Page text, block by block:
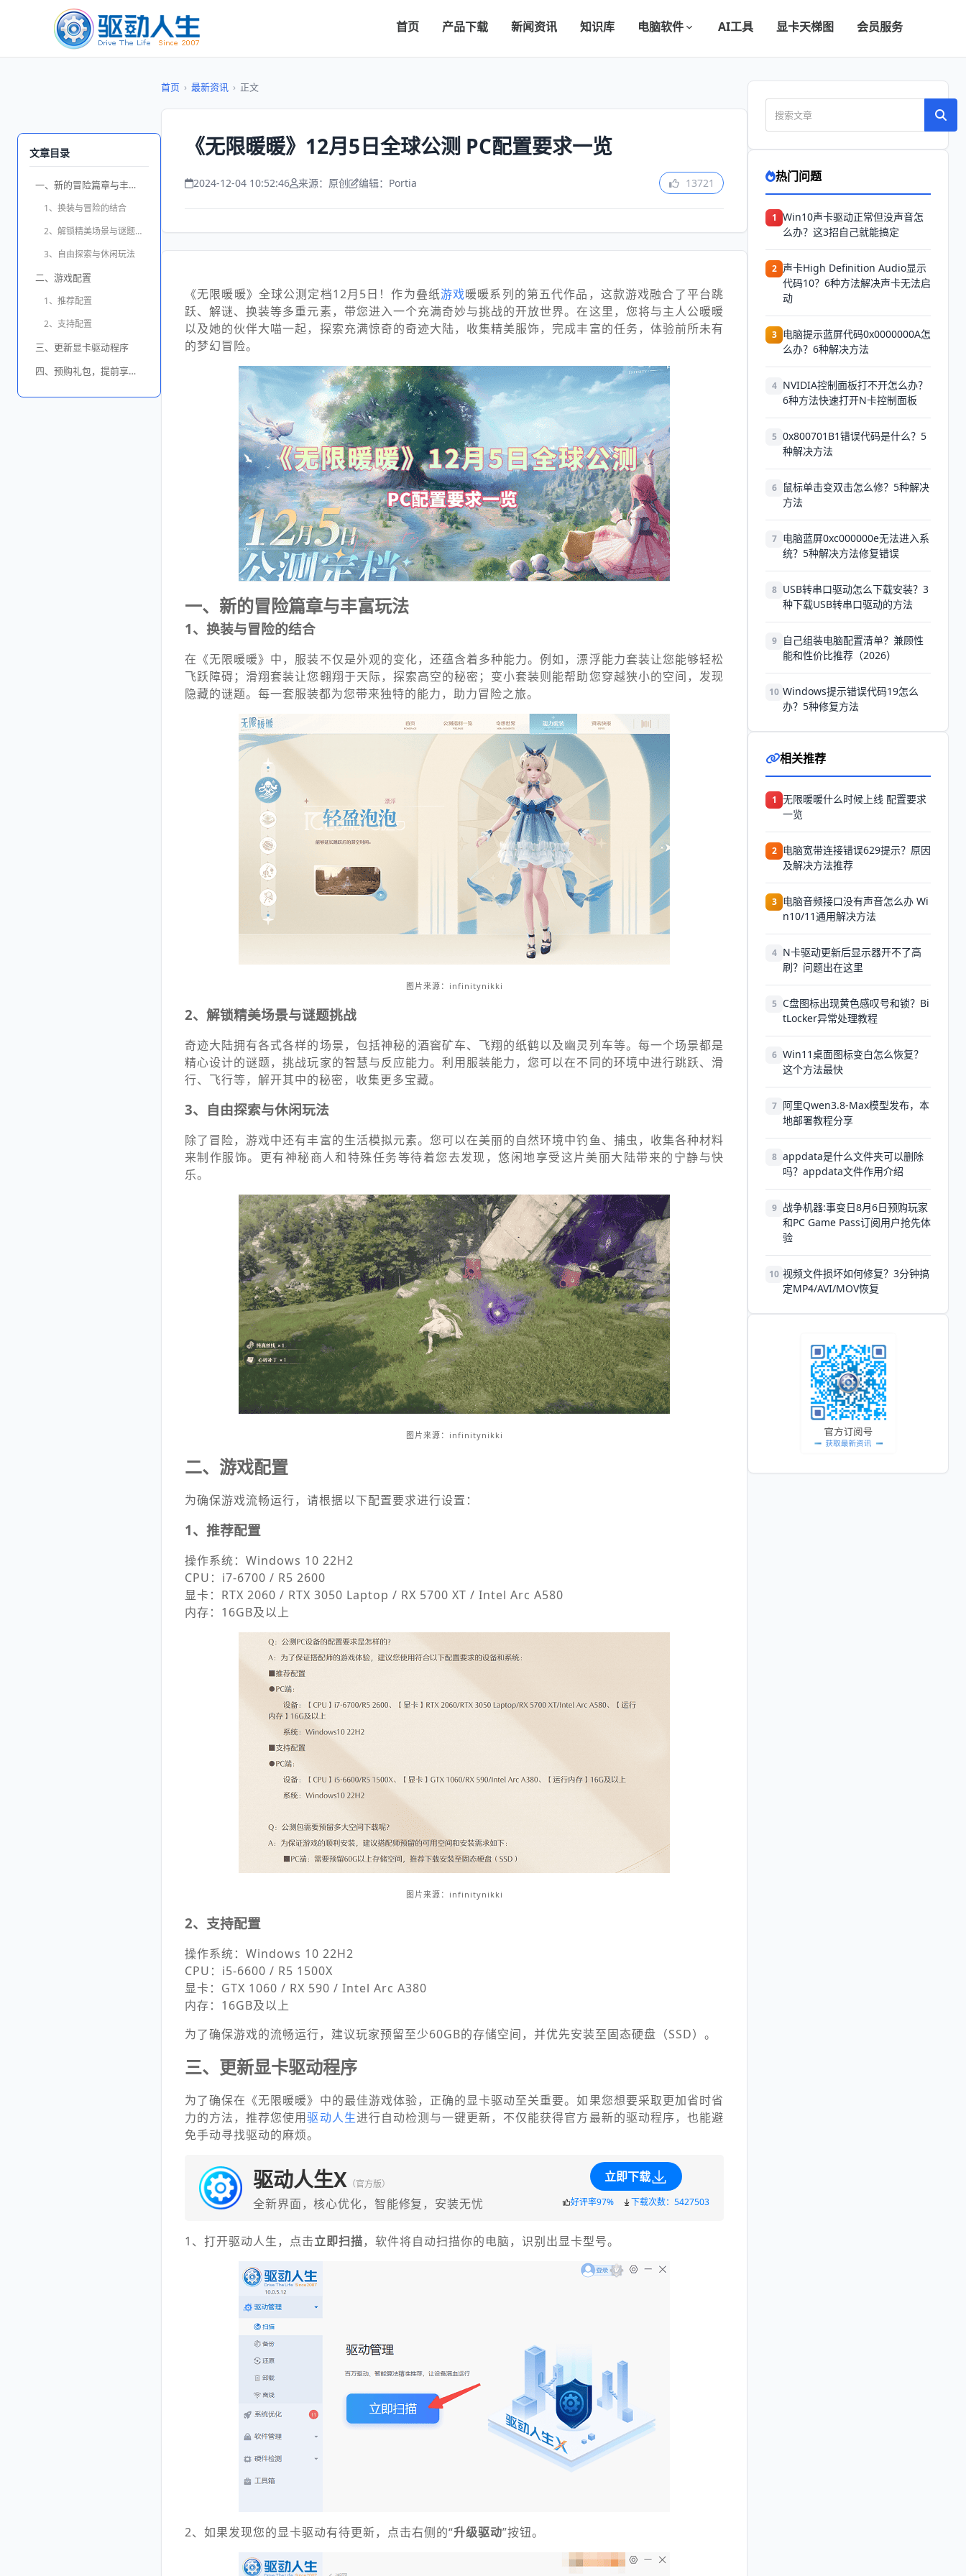
首页 产品下载 新闻资讯 知识库 电脑软件 AI工具 显卡天梯图 会员服务
文章目录
一、新的冒险篇章与丰富玩法
1、换装与冒险的结合
2、解锁精美场景与谜题挑战
3、自由探索与休闲玩法
二、游戏配置
1、推荐配置
2、支持配置
三、更新显卡驱动程序
四、预购礼包，提前享受特权
首页 › 最新资讯 › 正文
《无限暖暖》12月5日全球公测 PC配置要求一览
2024-12-04 10:52:46 来源：原创 编辑：Portia 13721
《无限暖暖》全球公测定档12月5日！作为叠纸游戏暖暖系列的第五代作品，这款游戏融合了平台跳
跃、解谜、换装等多重元素，带您进入一个充满奇妙与挑战的开放世界。在这里，您将与主人公暖暖
以及她的伙伴大喵一起，探索充满惊奇的奇迹大陆，收集精美服饰，完成丰富的任务，体验前所未有
的梦幻冒险。
一、新的冒险篇章与丰富玩法
1、换装与冒险的结合
在《无限暖暖》中，服装不仅是外观的变化，还蕴含着多种能力。例如，漂浮能力套装让您能够轻松
飞跃障碍；滑翔套装让您翱翔于天际，探索高空的秘密；变小套装则能帮助您穿越狭小的空间，发现
隐藏的谜题。每一套服装都为您带来独特的能力，助力冒险之旅。
图片来源：infinitynikki
2、解锁精美场景与谜题挑战
奇迹大陆拥有各式各样的场景，包括神秘的酒窖矿车、飞翔的纸鹤以及幽灵列车等。每一个场景都是
精心设计的谜题，挑战玩家的智慧与反应能力。利用服装能力，您可以在不同的环境中进行跳跃、滑
行、飞行等，解开其中的秘密，收集更多宝藏。
3、自由探索与休闲玩法
除了冒险，游戏中还有丰富的生活模拟元素。您可以在美丽的自然环境中钓鱼、捕虫，收集各种材料
来制作服饰。更有神秘商人和特殊任务等待着您去发现，悠闲地享受这片美丽大陆带来的宁静与快
乐。
图片来源：infinitynikki
二、游戏配置
为确保游戏流畅运行，请根据以下配置要求进行设置：
1、推荐配置
操作系统：Windows 10 22H2
CPU：i7-6700 / R5 2600
显卡：RTX 2060 / RTX 3050 Laptop / RX 5700 XT / Intel Arc A580
内存：16GB及以上
图片来源：infinitynikki
2、支持配置
操作系统：Windows 10 22H2
CPU：i5-6600 / R5 1500X
显卡：GTX 1060 / RX 590 / Intel Arc A380
内存：16GB及以上
为了确保游戏的流畅运行，建议玩家预留至少60GB的存储空间，并优先安装至固态硬盘（SSD）。
三、更新显卡驱动程序
为了确保在《无限暖暖》中的最佳游戏体验，正确的显卡驱动至关重要。如果您想要采取更加省时省
力的方法，推荐您使用驱动人生进行自动检测与一键更新，不仅能获得官方最新的驱动程序，也能避
免手动寻找驱动的麻烦。
驱动人生X （官方版）
全新界面，核心优化，智能修复，安装无忧
立即下载
好评率97% 下载次数：5427503
1、打开驱动人生，点击立即扫描，软件将自动扫描你的电脑，识别出显卡型号。
2、如果发现您的显卡驱动有待更新，点击右侧的“升级驱动”按钮。
热门问题
1 Win10声卡驱动正常但没声音怎
么办？这3招自己就能搞定
2 声卡High Definition Audio显示
代码10？6种方法解决声卡无法启
动
3 电脑提示蓝屏代码0x0000000A怎
么办？6种解决方法
4 NVIDIA控制面板打不开怎么办？
6种方法快速打开N卡控制面板
5 0x800701B1错误代码是什么？5
种解决方法
6
鼠标单击变双击怎么修？5种解决
方法
7 电脑蓝屏0xc000000e无法进入系
统？5种解决方法修复错误
8 USB转串口驱动怎么下载安装？3
种下载USB转串口驱动的方法
9
自己组装电脑配置清单？兼顾性
能和性价比推荐（2026）
10 Windows提示错误代码19怎么
办？5种修复方法
相关推荐
1 无限暖暖什么时候上线 配置要求
一览
2 电脑宽带连接错误629提示？原因
及解决方法推荐
3 电脑音频接口没有声音怎么办 Wi
n10/11通用解决方法
4 N卡驱动更新后显示器开不了高
刷？问题出在这里
5 C盘图标出现黄色感叹号和锁？Bi
tLocker异常处理教程
6 Win11桌面图标变白怎么恢复？
这个方法最快
7 阿里Qwen3.8-Max模型发布，本
地部署教程分享
8 appdata是什么文件夹可以删除
吗？appdata文件作用介绍
9 战争机器:事变日8月6日预购玩家
和PC Game Pass订阅用户抢先体
验
10 视频文件损坏如何修复？3分钟搞
定MP4/AVI/MOV恢复